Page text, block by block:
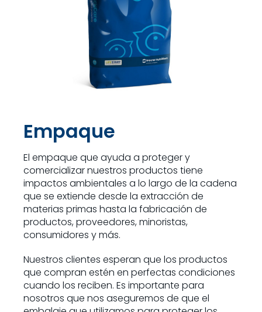
Empaque
El empaque que ayuda a proteger y
comercializar nuestros productos tiene
impactos ambientales a lo largo de la cadena
que se extiende desde la extracción de
materias primas hasta la fabricación de
productos, proveedores, minoristas,
consumidores y más.
Nuestros clientes esperan que los productos
que compran estén en perfectas condiciones
cuando los reciben. Es importante para
nosotros que nos aseguremos de que el